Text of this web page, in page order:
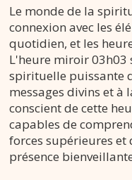
Le monde de la
connexion avec les
quotidien, et les
L'heure miroir 03h03
spirituelle puissante
messages divins et à
conscient de cette
capables de
forces supérieures
présence